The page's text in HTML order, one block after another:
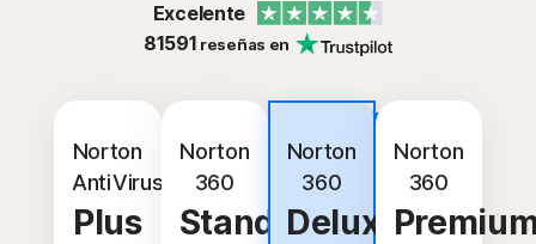
Iniciar sesión
Excelente
81591 reseñas en
Norton
AntiVirus
Plus
Norton
360
Standard
popular
Norton
360
Deluxe
Norton
360